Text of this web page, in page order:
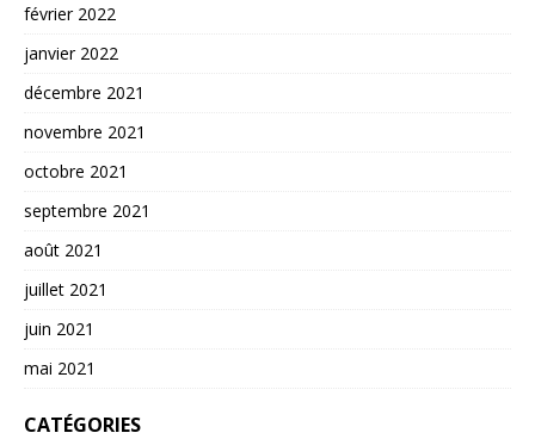
février 2022
janvier 2022
décembre 2021
novembre 2021
octobre 2021
septembre 2021
août 2021
juillet 2021
juin 2021
mai 2021
CATÉGORIES